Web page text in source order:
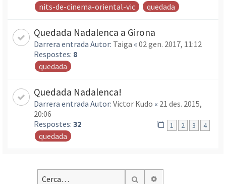
nits-de-cinema-oriental-vic
quedada
Quedada Nadalenca a Girona
Darrera entrada Autor: Taiga « 02 gen. 2017, 11:12
Respostes: 8
quedada
Quedada Nadalenca!
Darrera entrada Autor: Victor Kudo « 21 des. 2015,
20:06
Respostes: 32 1 2 3 4
quedada
Cerca